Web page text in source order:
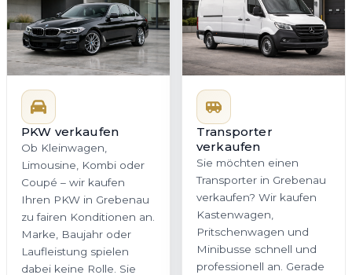
PKW verkaufen
Ob Kleinwagen,
Limousine, Kombi oder
Coupé – wir kaufen
Ihren PKW in Grebenau
zu fairen Konditionen an.
Marke, Baujahr oder
Laufleistung spielen
dabei keine Rolle. Sie
Transporter
verkaufen
Sie möchten einen
Transporter in Grebenau
verkaufen? Wir kaufen
Kastenwagen,
Pritschenwagen und
Minibusse schnell und
professionell an. Gerade